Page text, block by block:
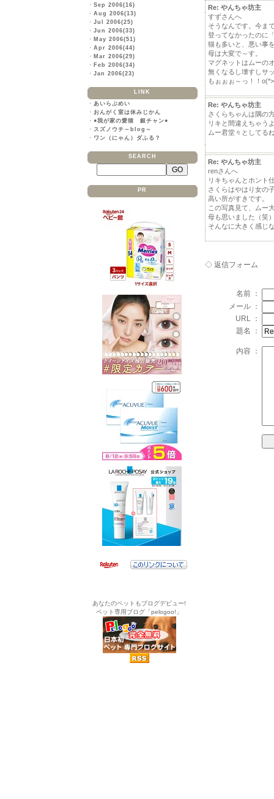
・ Sep 2006(16)
・ Aug 2006(13)
・ Jul 2006(25)
・ Jun 2006(33)
・ May 2006(51)
・ Apr 2006(44)
・ Mar 2006(29)
・ Feb 2006(34)
・ Jan 2006(23)
LINK
・ あいらぶめい
・ おんがく室は休みじかん
・ ●我が家の愛猫 銀チャン●
・ スズノウチ～blog～
・ ワン（にゃん）ダふる？
SEARCH
PR
あなたのペットもブログデビュー!
ペット専用ブログ「pelogoo!」
Re: やんちゃ坊主
すずさんへ
そうなんです。今ま
登ってなかったのに
猫も多いと、悪い事
母は大変で～す。
マグネットはムーの
無くなるし壊すしサ
もぉぉぉ～っ！！
Re: やんちゃ坊主
さくらちゃんは隅の
リキと間違えちゃう
ムー君堂々としてる
Re: やんちゃ坊主
renさんへ
リキちゃんとホント
さくらはやはり女の
高い所がすきです。
この写真見て、ムー
母も思いました（笑
そんなに大きく感じ
◇ 返信フォーム
名前 ：
メール ：
URL ：
題名 ：
内容 ：